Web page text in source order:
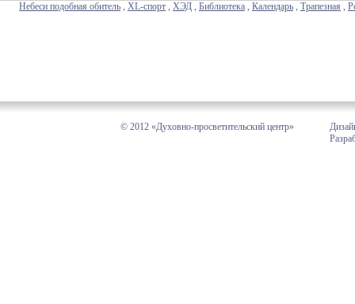
Небеси подобная обитель , XL-спорт , ХЭД , Библиотека , Календарь , Трапезная ,
© 2012 «Духовно-просветительский центр»